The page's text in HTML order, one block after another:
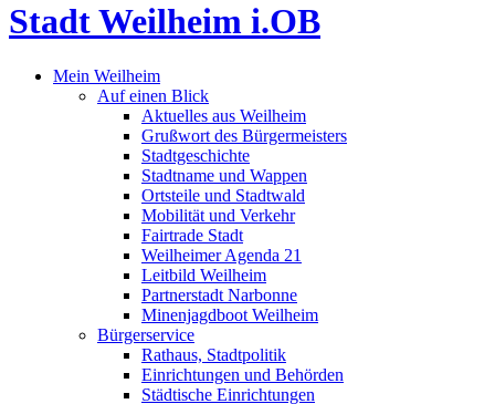
Stadt Weilheim i.OB
Mein Weilheim
Auf einen Blick
Aktuelles aus Weilheim
Grußwort des Bürgermeisters
Stadtgeschichte
Stadtname und Wappen
Ortsteile und Stadtwald
Mobilität und Verkehr
Fairtrade Stadt
Weilheimer Agenda 21
Leitbild Weilheim
Partnerstadt Narbonne
Minenjagdboot Weilheim
Bürgerservice
Rathaus, Stadtpolitik
Einrichtungen und Behörden
Städtische Einrichtungen